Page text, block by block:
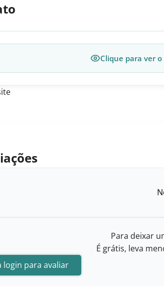
Clique para ver
Para deixar
É grátis, leva
login para avaliar